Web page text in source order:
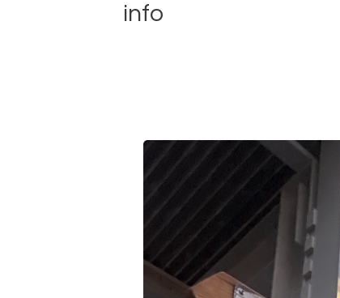
info